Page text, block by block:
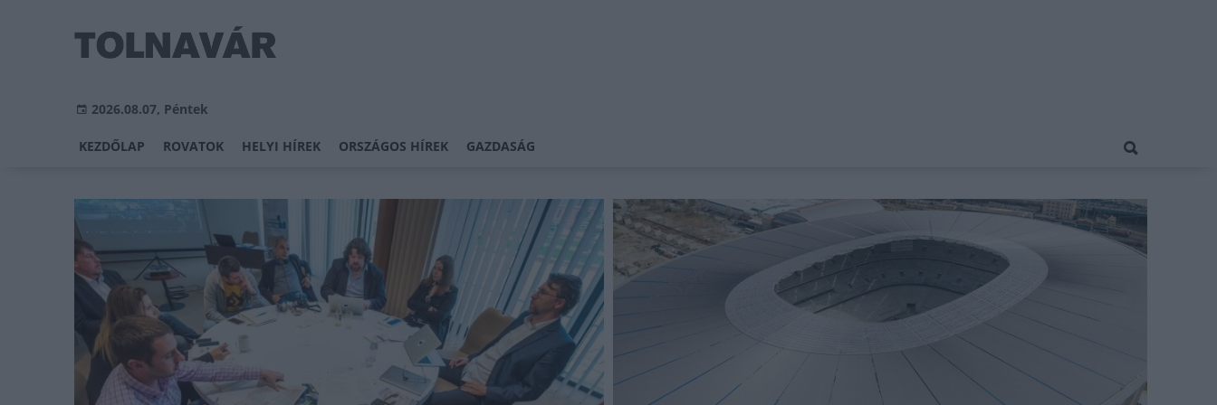
2026.08.07, Péntek
KEZDŐLAP ROVATOK HELYI HÍREK ORSZÁGOS HÍREK GAZDASÁG